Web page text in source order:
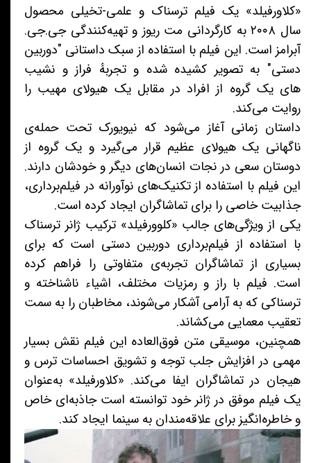
«کلاورفیلد» یک فیلم ترسناک و علمی-تخیلی محصول
سال ۲۰۰۸ به کارگردانی مت ریوز و تهیه‌کنندگی جی.جی.
آبرامز است. این فیلم با استفاده از سبک داستانی "دوربین
دستی" به تصویر کشیده شده و تجربهٔ فراز و نشیب
های یک گروه از افراد در مقابل یک هیولای مهیب را
روایت می‌کند.
داستان زمانی آغاز می‌شود که نیویورک تحت حمله‌ی
ناگهانی یک هیولای عظیم قرار می‌گیرد و یک گروه از
دوستان سعی در نجات انسان‌های دیگر و خودشان دارند.
این فیلم با استفاده از تکنیک‌های نوآورانه در فیلم‌برداری،
جذابیت خاصی را برای تماشاگران ایجاد کرده است.
یکی از ویژگی‌های جالب «کلوورفیلد» ترکیب ژانر ترسناک
با استفاده از فیلم‌برداری دوربین دستی است که برای
بسیاری از تماشاگران تجربه‌ی متفاوتی را فراهم کرده
است. فیلم با راز و رمزیات مختلف، اشیاء ناشناخته و
ترسناکی که به آرامی آشکار می‌شوند، مخاطبان را به سمت
تعقیب معمایی می‌کشاند.
همچنین، موسیقی متن فوق‌العاده این فیلم نقش بسیار
مهمی در افزایش جلب توجه و تشویق احساسات ترس و
هیجان در تماشاگران ایفا می‌کند. «کلاورفیلد» به‌عنوان
یک فیلم موفق در ژانر خود توانسته است جاذبه‌ای خاص
و خاطره‌انگیز برای علاقه‌مندان به سینما ایجاد کند.